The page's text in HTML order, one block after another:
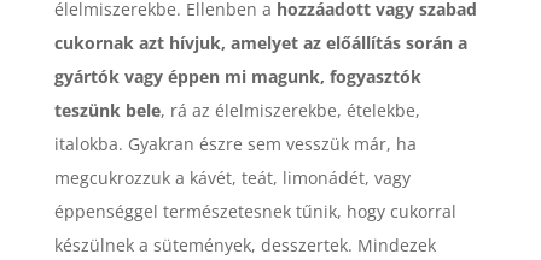
élelmiszerekbe. Ellenben a hozzáadott vagy szabad
cukornak azt hívjuk, amelyet az előállítás során a
gyártók vagy éppen mi magunk, fogyasztók
teszünk bele, rá az élelmiszerekbe, ételekbe,
italokba. Gyakran észre sem vesszük már, ha
megcukrozzuk a kávét, teát, limonádét, vagy
éppenséggel természetesnek tűnik, hogy cukorral
készülnek a sütemények, desszertek. Mindezek